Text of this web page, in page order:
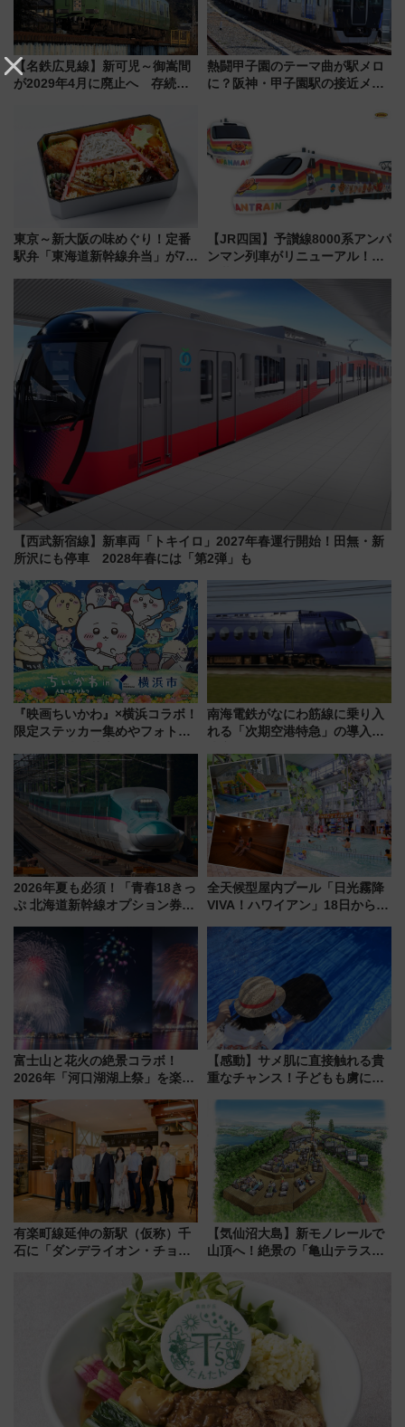
【名鉄広見線】新可児～御嵩間
が2029年4月に廃止へ 存続協
熱闘甲子園のテーマ曲が駅メロ
に？阪神・甲子園駅の接近メロ
谷実アレンジの特別仕様へ、8月
5日始発から
東京～新大阪の味めぐり！定番
駅弁「東海道新幹線弁当」が7月
【JR四国】予讃線8000系アンパ
ンマン列車がリニューアル！内
今年12月
【西武新宿線】新車両「トキイロ」2027年春運行開始！田無・新
所沢にも停車 2028年春には「第2弾」も
『映画ちいかわ』×横浜コラボ！
限定ステッカー集めやフォトス
いを満喫しよう（花火鑑賞会応
募は7/12まで！）
南海電鉄がなにわ筋線に乗り入
れる「次期空港特急」の導入を
日本初の鉄道デザイン
2026年夏も必須！「青春18きっ
ぷ 北海道新幹線オプション券」
の罠
全天候型屋内プール「日光霧降
VIVA！ハワイアン」18日から営
ァミリーから大人まで幅広い世
代が一日中楽しる夏のリゾート
を楽しんで
富士山と花火の絶景コラボ！
2026年「河口湖湖上祭」を楽し
ススメ
【感動】サメ肌に直接触れる貴
重なチャンス！子どもも虜にな
メのタッチングプール」【夏休
み限定企画】
有楽町線延伸の新駅（仮称）千
石に「ダンデライオン・チョコ
1億円出資で挑む新時代のまちづ
【気仙沼大島】新モノレールで
山頂へ！絶景の「亀山テラス
暇村のお得な日帰りプランも登
場